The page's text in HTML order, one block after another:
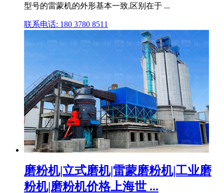
型号的雷蒙机的外形基本一致,区别在于 ...
联系电话: 180 3780 8511
磨粉机|立式磨机|雷蒙磨粉机|工业磨
粉机|磨粉机价格上海世 ...